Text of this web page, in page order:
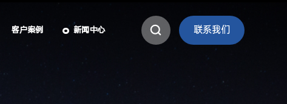
客户案例 新闻中心 联系我们